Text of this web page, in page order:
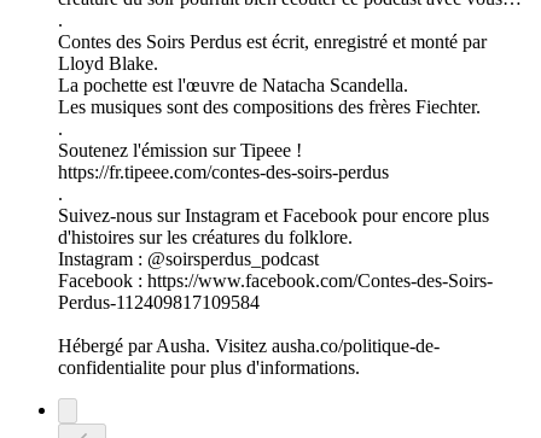
.
Contes des Soirs Perdus est écrit, enregistré et monté par
Lloyd Blake.
La pochette est l'œuvre de Natacha Scandella.
Les musiques sont des compositions des frères Fiechter.
.
Soutenez l'émission sur Tipeee !
https://fr.tipeee.com/contes-des-soirs-perdus
.
Suivez-nous sur Instagram et Facebook pour encore plus
d'histoires sur les créatures du folklore.
Instagram : @soirsperdus_podcast
Facebook : https://www.facebook.com/Contes-des-Soirs-
Perdus-112409817109584
Hébergé par Ausha. Visitez ausha.co/politique-de-
confidentialite pour plus d'informations.